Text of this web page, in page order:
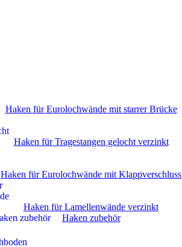
Haken für Eurolochwände mit starrer Brücke
Haken für Tragestangen gelocht verzinkt
Haken für Eurolochwände mit Klappverschluss
Haken für Lamellenwände verzinkt
Haken zubehör